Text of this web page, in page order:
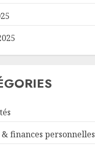
finances personnelles